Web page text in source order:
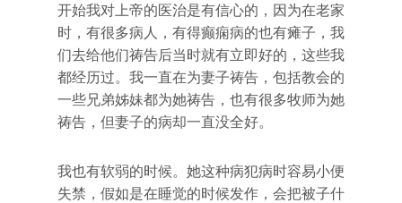
开始我对上帝的医治是有信心的，因为在老家
时，有很多病人，有得癫痫病的也有瘫子，我
们去给他们祷告后当时就有立即好的，这些我
都经历过。我一直在为妻子祷告，包括教会的
一些兄弟姊妹都为她祷告，也有很多牧师为她
祷告，但妻子的病却一直没全好。
我也有软弱的时候。她这种病犯病时容易小便
失禁，假如是在睡觉的时候发作，会把被子什